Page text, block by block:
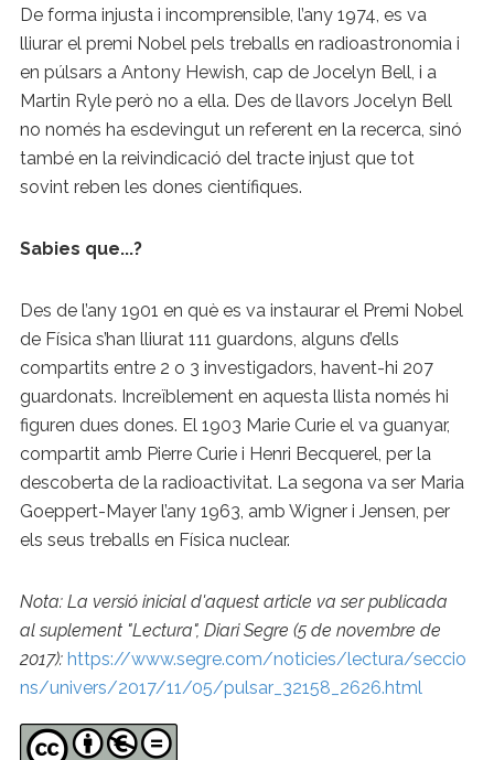
De forma injusta i incomprensible, l’any 1974, es va
lliurar el premi Nobel pels treballs en radioastronomia i
en púlsars a Antony Hewish, cap de Jocelyn Bell, i a
Martin Ryle però no a ella. Des de llavors Jocelyn Bell
no només ha esdevingut un referent en la recerca, sinó
també en la reivindicació del tracte injust que tot
sovint reben les dones científiques.
Sabies que...?
Des de l’any 1901 en què es va instaurar el Premi Nobel
de Física s’han lliurat 111 guardons, alguns d’ells
compartits entre 2 o 3 investigadors, havent-hi 207
guardonats. Increïblement en aquesta llista només hi
figuren dues dones. El 1903 Marie Curie el va guanyar,
compartit amb Pierre Curie i Henri Becquerel, per la
descoberta de la radioactivitat. La segona va ser Maria
Goeppert-Mayer l’any 1963, amb Wigner i Jensen, per
els seus treballs en Física nuclear.
Nota: La versió inicial d'aquest article va ser publicada
al suplement "Lectura", Diari Segre (5 de novembre de
2017): https://www.segre.com/noticies/lectura/seccio
ns/univers/2017/11/05/pulsar_32158_2626.html